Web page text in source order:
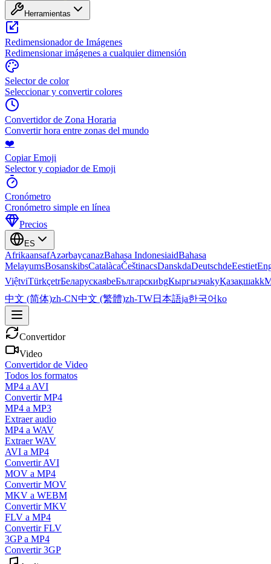
Herramientas
Redimensionador de Imágenes
Redimensionar imágenes a cualquier dimensión
Selector de color
Seleccionar y convertir colores
Convertidor de Zona Horaria
Convertir hora entre zonas del mundo
❤️
Copiar Emoji
Selector y copiador de Emoji
Cronómetro
Cronómetro simple en línea
Precios
ES
AfrikaansafAzərbaycanazBahasa IndonesiaidBahasa
MelayumsBosanskibsCatalàcaČeštinacsDanskdaDeutschdeEestiet
ViệtviTürkçetrБеларускаяbeБългарскиbgКыргызчаkyҚазақшаkk
中文 (简体)zh-CN中文 (繁體)zh-TW日本語ja한국어ko
Convertidor
Video
Convertidor de Video
Todos los formatos
MP4 a AVI
Convertir MP4
MP4 a MP3
Extraer audio
MP4 a WAV
Extraer WAV
AVI a MP4
Convertir AVI
MOV a MP4
Convertir MOV
MKV a WEBM
Convertir MKV
FLV a MP4
Convertir FLV
3GP a MP4
Convertir 3GP